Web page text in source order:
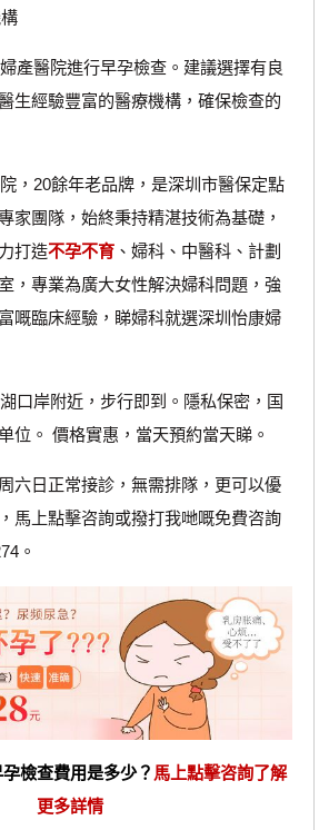
醫院進行早孕檢查。建議選擇有良
生經驗豐富的醫療機構，確保檢查的
20餘年老品牌，是深圳市醫保定點
家團隊，始終秉持精湛技術為基礎，
打造不孕不育、婦科、中醫科、計劃
，專業為廣大女性解決婦科問題，強
嘅臨床經驗，睇婦科就選深圳怡康婦
岸附近，步行即到。隱私保密，国
位。 價格實惠，當天預約當天睇。
六日正常接診，無需排隊，更可以優
馬上點擊咨詢或撥打我哋嘅免費咨詢
。
檢查費用是多少？ 馬上點擊咨詢了解
更多詳情